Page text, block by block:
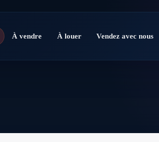
À vendre À louer Vendez avec nous